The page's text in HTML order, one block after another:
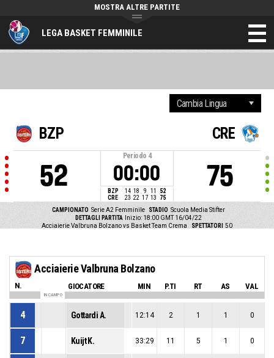
LEGA BASKET FEMMINILE
MOSTRA ALTRE PARTITE
BZP
52
Periodo 4
00:00
BZP 14 18 9 11
52
CRE
23 22 17 13 75
CRE
75
CAMPIONATO Serie A2 Femminile STADIO Scuola Media Stifter
DETTAGLI PARTITA
Inizio: 18:00 GMT 16/04/22
Acciaierie Valbruna Bolzano vs Basket Team Crema
SPETTATORI 50
Acciaierie Valbruna Bolzano
N. GIOCATORE MIN P.TI RT AS VAL
IN CAMPO
4 Gottardi A. 12:14 2 1 1 0
7 Kuijt K. 33:29 11 5 1 0